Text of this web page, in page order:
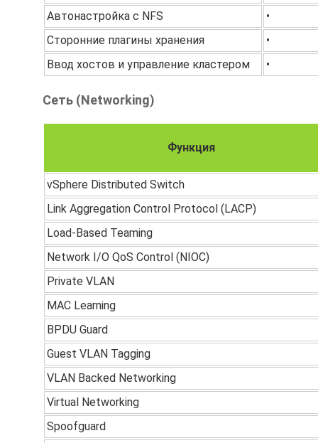
Автонастройка с NFS
•
Сторонние плагины хранения
•
Ввод хостов и управление кластером
•
Сеть (Networking)
Функция
vSphere Distributed Switch
Link Aggregation Control Protocol (LACP)
Load-Based Teaming
Network I/O QoS Control (NIOC)
Private VLAN
MAC Learning
BPDU Guard
Guest VLAN Tagging
VLAN Backed Networking
Virtual Networking
Spoofguard